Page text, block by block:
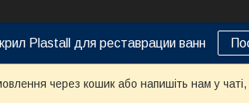
Plastall для реставрации ванн
через кошик або напишіть нам у